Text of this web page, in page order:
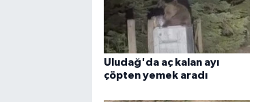
Uludağ'da aç kalan ayı
çöpten yemek aradı